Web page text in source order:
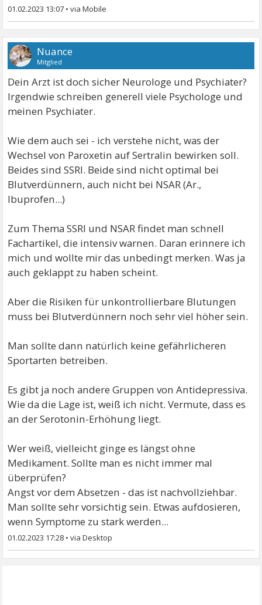
01.02.2023 13:07 •
Nuance
Mitglied
Dein Arzt ist doch sicher Neurologe und Psychiater?
Irgendwie schreiben generell viele Psychologe und
meinen Psychiater.
Wie dem auch sei - ich verstehe nicht, was der
Wechsel von Paroxetin auf Sertralin bewirken soll.
Beides sind SSRI. Beide sind nicht optimal bei
Blutverdünnern, auch nicht bei NSAR (Ar.,
Ibuprofen...)
Zum Thema SSRI und NSAR findet man schnell
Fachartikel, die intensiv warnen. Daran erinnere ich
mich und wollte mir das unbedingt merken. Was ja
auch geklappt zu haben scheint.
Aber die Risiken für unkontrollierbare Blutungen
muss bei Blutverdünnern noch sehr viel höher sein.
Man sollte dann natürlich keine gefährlicheren
Sportarten betreiben.
Es gibt ja noch andere Gruppen von Antidepressiva.
Wie da die Lage ist, weiß ich nicht. Vermute, dass es
an der Serotonin-Erhöhung liegt.
Wer weiß, vielleicht ginge es längst ohne
Medikament. Sollte man es nicht immer mal
überprüfen?
Angst vor dem Absetzen - das ist nachvollziehbar.
Man sollte sehr vorsichtig sein. Etwas aufdosieren,
wenn Symptome zu stark werden...
01.02.2023 17:28 •